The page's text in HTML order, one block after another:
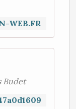
WEB.FR
Budet